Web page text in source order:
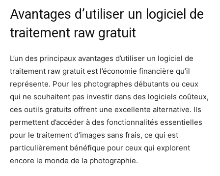
Avantages d’utiliser un logiciel de
traitement raw gratuit
L’un des principaux avantages d’utiliser un logiciel de
traitement raw gratuit est l’économie financière qu’il
représente. Pour les photographes débutants ou ceux
qui ne souhaitent pas investir dans des logiciels coûteux,
ces outils gratuits offrent une excellente alternative. Ils
permettent d’accéder à des fonctionnalités essentielles
pour le traitement d’images sans frais, ce qui est
particulièrement bénéfique pour ceux qui explorent
encore le monde de la photographie.